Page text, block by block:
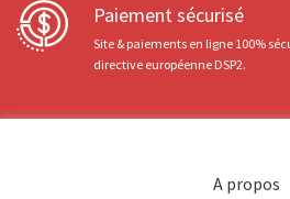
Paiement sécurisé
Site & paiements en ligne 100%
directive européenne DSP2.
A propos